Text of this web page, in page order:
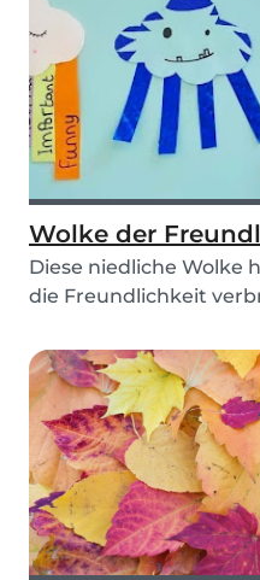
Wolke der
Diese niedliche Wolke
die Freundlichkeit